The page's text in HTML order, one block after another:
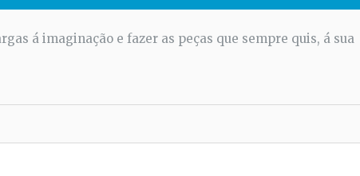
á imaginação e fazer as peças que sempre quis, á sua